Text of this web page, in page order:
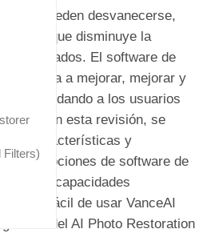
Filters)
pueden desvanecerse,
lo que disminuye la
capturados. El software de
ayuda a mejorar, mejorar y
brindando a los usuarios
En esta revisión, se
las características y
opciones de software de
Las capacidades
AI, el fácil de usar VanceAI
del AI Photo Restoration